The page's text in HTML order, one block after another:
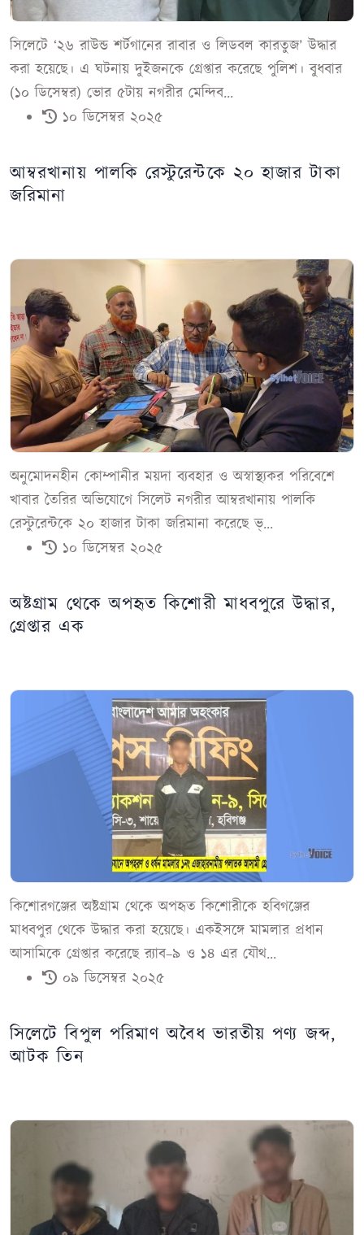
সিলেটে ‘২৬ রাউন্ড শর্টগানের রাবার ও লিডবল কারতুজ’ উদ্ধার
করা হয়েছে। এ ঘটনায় দুইজনকে গ্রেপ্তার করেছে পুলিশ। বুধবার
(১০ ডিসেম্বর) ভোর ৫টায় নগরীর মেন্দিব...
১০ ডিসেম্বর ২০২৫
আম্বরখানায় পালকি রেস্টুরেন্টকে ২০ হাজার টাকা
জরিমানা
অনুমোদনহীন কোম্পানীর ময়দা ব্যবহার ও অস্বাস্থ্যকর পরিবেশে
খাবার তৈরির অভিযোগে সিলেট নগরীর আম্বরখানায় পালকি
রেস্টুরেন্টকে ২০ হাজার টাকা জরিমানা করেছে ভ্...
১০ ডিসেম্বর ২০২৫
অষ্টগ্রাম থেকে অপহৃত কিশোরী মাধবপুরে উদ্ধার,
গ্রেপ্তার এক
কিশোরগঞ্জের অষ্টগ্রাম থেকে অপহৃত কিশোরীকে হবিগঞ্জের
মাধবপুর থেকে উদ্ধার করা হয়েছে। একইসঙ্গে মামলার প্রধান
আসামিকে গ্রেপ্তার করেছে র‌্যাব–৯ ও ১৪ এর যৌথ...
০৯ ডিসেম্বর ২০২৫
সিলেটে বিপুল পরিমাণ অবৈধ ভারতীয় পণ্য জব্দ,
আটক তিন